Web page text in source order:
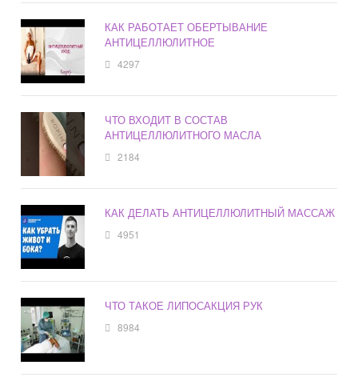
КАК РАБОТАЕТ ОБЕРТЫВАНИЕ
АНТИЦЕЛЛЮЛИТНОЕ
4297
ЧТО ВХОДИТ В СОСТАВ
АНТИЦЕЛЛЮЛИТНОГО МАСЛА
2184
КАК ДЕЛАТЬ АНТИЦЕЛЛЮЛИТНЫЙ МАССАЖ
4951
ЧТО ТАКОЕ ЛИПОСАКЦИЯ РУК
8984